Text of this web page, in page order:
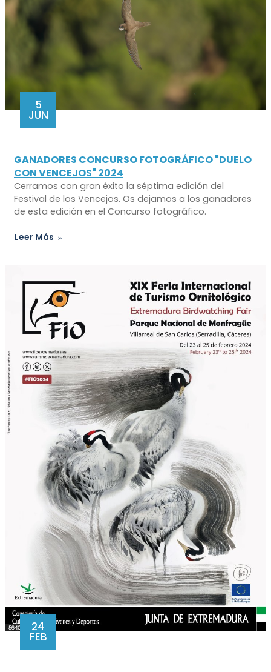
5
JUN
GANADORES CONCURSO FOTOGRÁFICO "DUELO
CON VENCEJOS" 2024
Cerramos con gran éxito la séptima edición del
Festival de los Vencejos. Os dejamos a los ganadores
de esta edición en el Concurso fotográfico.
Leer Más
24
FEB